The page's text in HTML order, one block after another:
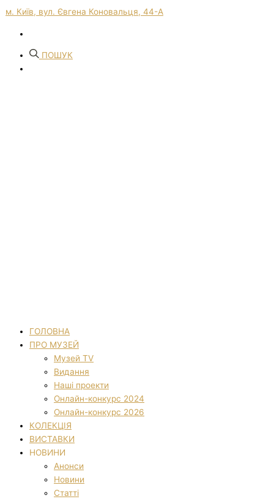
м. Київ, вул. Євгена Коновальця, 44-А
ПОШУК
ГОЛОВНА
ПРО МУЗЕЙ
Музей TV
Видання
Наші проекти
Онлайн-конкурс 2024
Онлайн-конкурс 2026
КОЛЕКЦІЯ
ВИСТАВКИ
НОВИНИ
Анонси
Новини
Статті